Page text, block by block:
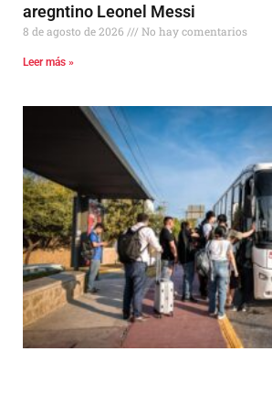
aregntino Leonel Messi
8 de agosto de 2026 No hay comentarios
Leer más »